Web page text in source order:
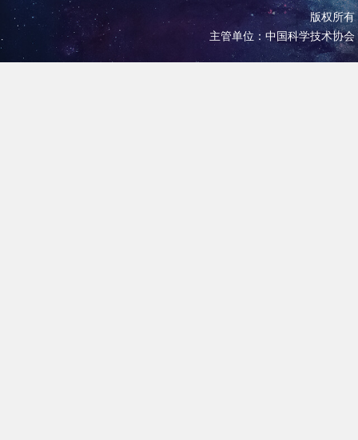
版权所
主管单位：中国科学技术协